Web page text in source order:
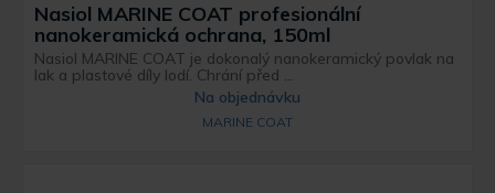
Nasiol MARINE COAT profesionální
nanokeramická ochrana, 150ml
Nasiol MARINE COAT je dokonalý nanokeramický povlak na
lak a plastové díly lodí. Chrání před ...
Na objednávku
MARINE COAT